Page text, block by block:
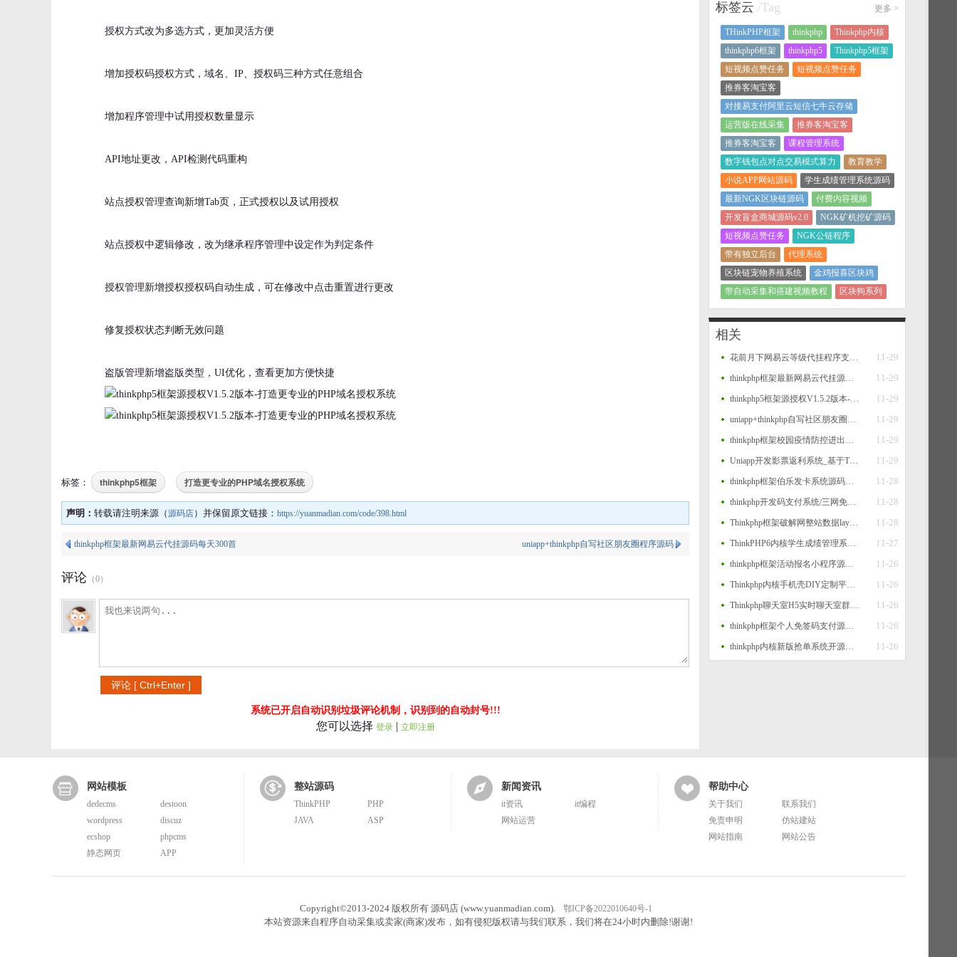
更多 >
标签云 /Tag
THinkPHP框架 thinkphp
Thinkphp内核
thinkphp6框架
thinkphp5
Thinkphp5框架
短视频点赞任务
短视频点赞任务
推券客淘宝客
对接易支付阿里云短信七牛云存储
运营版在线采集
推券客淘宝客
推券客淘宝客
课程管理系统
数字钱包点对点交易模式算力
教育教学
小说APP网站源码
学生成绩管理系统源码
最新NGK区块链源码
付费内容视频
开发盲盒商城源码v2.0
NGK矿机挖矿源码
短视频点赞任务
NGK公链程序
带有独立后台
代理系统
区块链宠物养殖系统
金鸡报喜区块鸡
带自动采集和搭建视频教程
区块狗系列
相关
11-29
花前月下网易云等级代挂程序支持扫码登录
11-29
thinkphp框架最新网易云代挂源码每天300首
11-29
thinkphp5框架源授权V1.5.2版本-打造更专业的PHP域名授权系统
11-29
uniapp+thinkphp自写社区朋友圈程序源码
11-29
thinkphp框架校园疫情防控进出登记管理系统源码
11-29
Uniapp开发影票返利系统_基于Thinkphp后台_完美运营
11-28
thinkphp框架伯乐发卡系统源码二个版本
11-28
thinkphp开发码支付系统/三网免挂/微信金额免输入/源支付2.2/打造更专业的聚合免签支付系统
11-28
Thinkphp框架破解网整站数据layui版源码
11-27
ThinkPHP6内核学生成绩管理系统源码
11-26
thinkphp框架活动报名小程序源码 后台管理报名小程序源码
11-26
Thinkphp内核手机壳DIY定制平台源码
11-26
Thinkphp聊天室H5实时聊天室群聊聊天室自动分配账户完群组/私聊/禁言等功能/全开源运营版本
11-26
thinkphp框架个人免签码支付源码 监控APP
11-26
thinkphp内核新版抢单系统开源招财宝自由宝HZ区块系统源码+带门票支付+激活码功能
授权方式改为多选方式，更加灵活方便
增加授权码授权方式，域名、IP、授权码三种方式任意组合
增加程序管理中试用授权数量显示
API地址更改，API检测代码重构
站点授权管理查询新增Tab页，正式授权以及试用授权
站点授权中逻辑修改，改为继承程序管理中设定作为判定条件
授权管理新增授权授权码自动生成，可在修改中点击重置进行更改
修复授权状态判断无效问题
盗版管理新增盗版类型，UI优化，查看更加方便快捷
标签： thinkphp5框架 打造更专业的PHP域名授权系统
声明： 转载请注明来源（源码店）并保留原文链接： https://yuanmadian.com/code/398.html
uniapp+thinkphp自写社区朋友圈程序源码
thinkphp框架最新网易云代挂源码每天300首
评论 （0）
系统已开启自动识别垃圾评论机制，识别到的自动封号!!!
您可以选择 登录| 立即注册
网站模板
dedecms
destoon
wordpress
discuz
ecshop
phpcms
静态网页
APP
整站源码
ThinkPHP
PHP
JAVA
ASP
新闻资讯
it资讯
it编程
网站运营
帮助中心
关于我们
联系我们
免责申明
仿站建站
网站指南
网站公告
Copyright©2013-2024 版权所有 源码店 (www.yuanmadian.com). 鄂ICP备2022010640号-1
本站资源来自程序自动采集或卖家(商家)发布，如有侵犯版权请与我们联系，我们将在24小时内删除!谢谢!